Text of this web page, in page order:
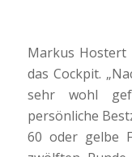
Markus
das Cockpit.
sehr wohl
persönliche
60 oder gelbe